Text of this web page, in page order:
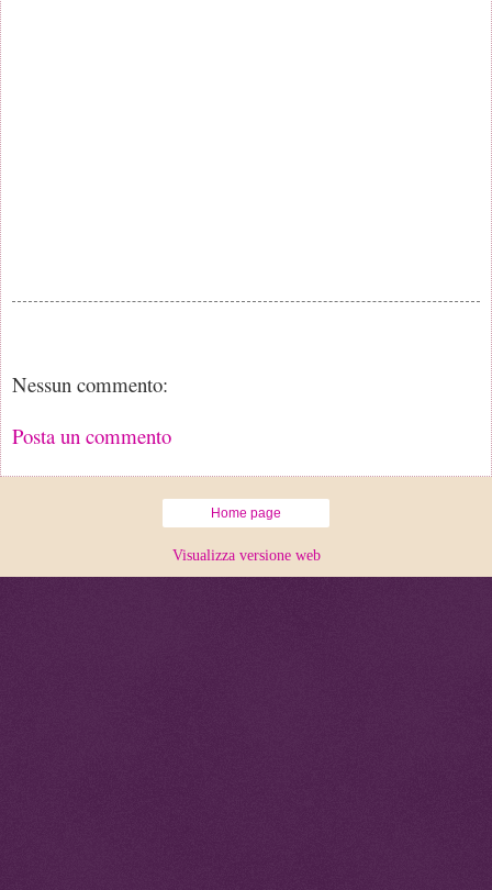
Nessun commento:
Posta un commento
Home page
Visualizza versione web